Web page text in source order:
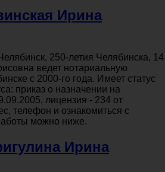
Ирина
250-летия Челябинска, 14
ведет нотариальную
с 2000-го года. Имеет статус
приказ о назначении на
лицензия - 234 от
телефон и ознакомиться с
можно ниже.
Ирина